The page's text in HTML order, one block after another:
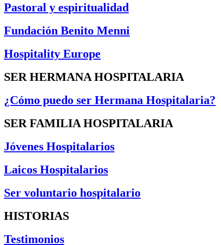
Pastoral y espiritualidad
Fundación Benito Menni
Hospitality Europe
SER HERMANA HOSPITALARIA
¿Cómo puedo ser Hermana Hospitalaria?
SER FAMILIA HOSPITALARIA
Jóvenes Hospitalarios
Laicos Hospitalarios
Ser voluntario hospitalario
HISTORIAS
Testimonios